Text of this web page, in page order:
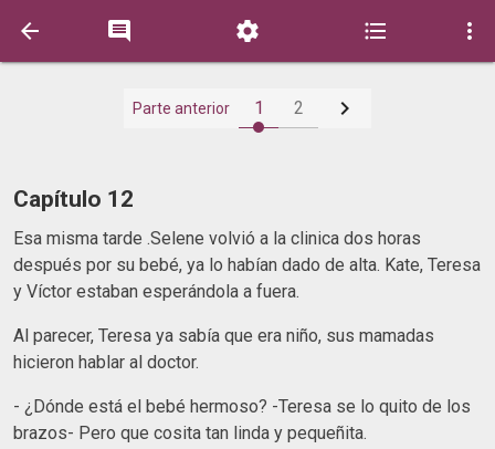
    
Parte anterior 1 2 
Capítulo 12
Esa misma tarde .Selene volvió a la clinica dos horas
después por su bebé, ya lo habían dado de alta. Kate, Teresa
y Víctor estaban esperándola a fuera.
Al parecer, Teresa ya sabía que era niño, sus mamadas
hicieron hablar al doctor.
- ¿Dónde está el bebé hermoso? -Teresa se lo quito de los
brazos- Pero que cosita tan linda y pequeñita.